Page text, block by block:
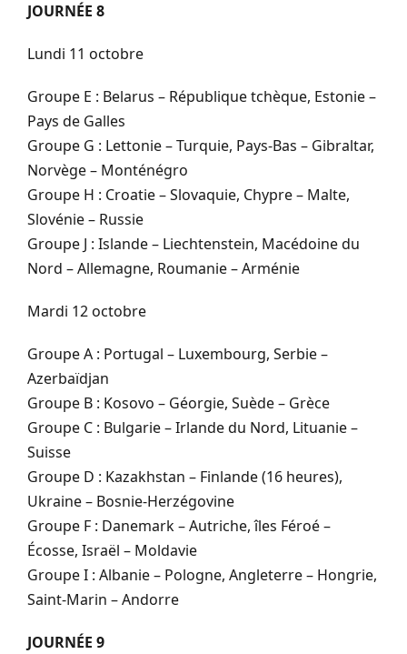
JOURNÉE 8
Lundi 11 octobre
Groupe E : Belarus – République tchèque, Estonie –
Pays de Galles
Groupe G : Lettonie – Turquie, Pays-Bas – Gibraltar,
Norvège – Monténégro
Groupe H : Croatie – Slovaquie, Chypre – Malte,
Slovénie – Russie
Groupe J : Islande – Liechtenstein, Macédoine du
Nord – Allemagne, Roumanie – Arménie
Mardi 12 octobre
Groupe A : Portugal – Luxembourg, Serbie –
Azerbaïdjan
Groupe B : Kosovo – Géorgie, Suède – Grèce
Groupe C : Bulgarie – Irlande du Nord, Lituanie –
Suisse
Groupe D : Kazakhstan – Finlande (16 heures),
Ukraine – Bosnie-Herzégovine
Groupe F : Danemark – Autriche, îles Féroé –
Écosse, Israël – Moldavie
Groupe I : Albanie – Pologne, Angleterre – Hongrie,
Saint-Marin – Andorre
JOURNÉE 9